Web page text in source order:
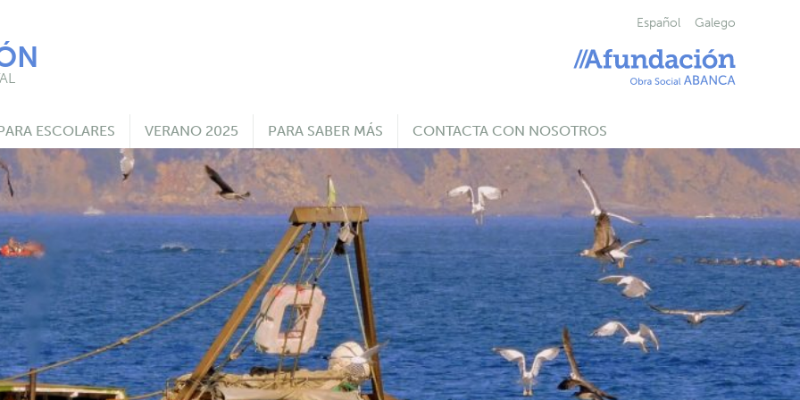
Galego
Español
ESCOLARES VERANO 2025 PARA SABER MÁS CONTACTA CON NOSOTROS